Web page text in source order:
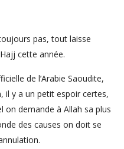
pas, tout laisse
cette année.
de l’Arabie Saoudite,
il y a un petit espoir certes,
on demande à Allah sa plus
des causes on doit se